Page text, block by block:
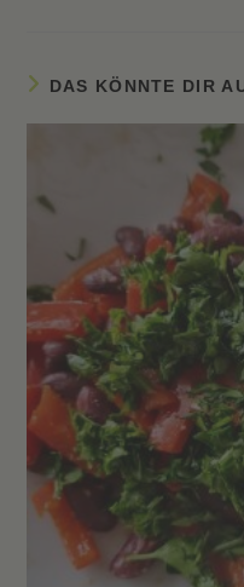
DAS KÖNNTE DIR